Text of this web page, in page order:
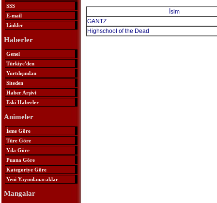
SSS
E-mail
Linkler
Haberler
Genel
Türkiye'den
Yurtdışından
Siteden
Haber Arşivi
Eski Haberler
Animeler
İsme Göre
Türe Göre
Yıla Göre
Puana Göre
Kategoriye Göre
Yeni Yayımlanacaklar
Mangalar
İsim
GANTZ
Highschool of the Dead